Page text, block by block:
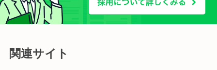
飲食業界でスカウト転職を成功させるコツ
1. プロフィールの充実： 経験、スキル、希望条件などを詳しく記入し、企
こまめなログイン： 定期的にログインすることで、最新のスカウト情報を
関連サイト